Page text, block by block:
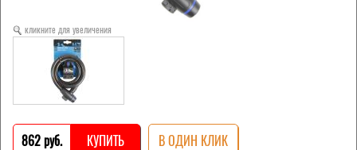
кликните для увеличения
862 pуб. КУПИТЬ В ОДИН КЛИК